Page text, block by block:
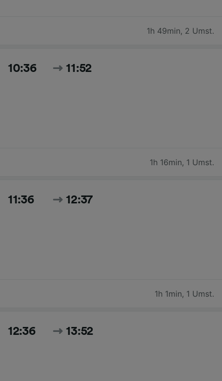
1h 49min, 2 Umst.
10:36 11:52
1h 16min, 1 Umst.
11:36 12:37
1h 1min, 1 Umst.
12:36 13:52